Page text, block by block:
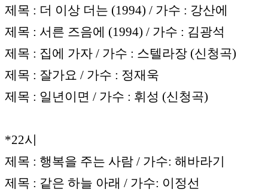
제목 : 더 이상 더는 (1994) / 가수 : 강산에
제목 : 서른 즈음에 (1994) / 가수 : 김광석
제목 : 집에 가자 / 가수 : 스텔라장 (신청곡)
제목 : 잘가요 / 가수 : 정재욱
제목 : 일년이면 / 가수 : 휘성 (신청곡)
*22시
제목 : 행복을 주는 사람 / 가수: 해바라기
제목 : 같은 하늘 아래 / 가수: 이정선